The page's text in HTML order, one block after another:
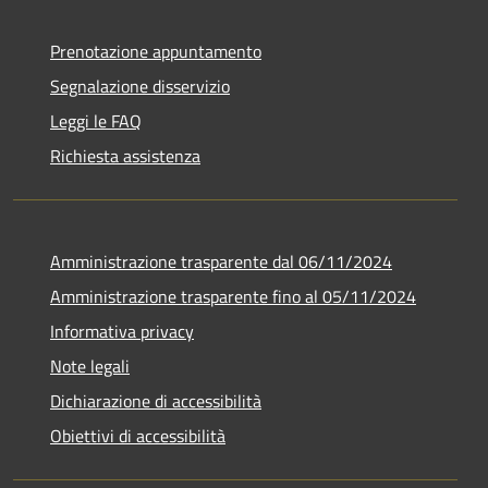
Prenotazione appuntamento
Segnalazione disservizio
Leggi le FAQ
Richiesta assistenza
Amministrazione trasparente dal 06/11/2024
Amministrazione trasparente fino al 05/11/2024
Informativa privacy
Note legali
Dichiarazione di accessibilità
Obiettivi di accessibilità